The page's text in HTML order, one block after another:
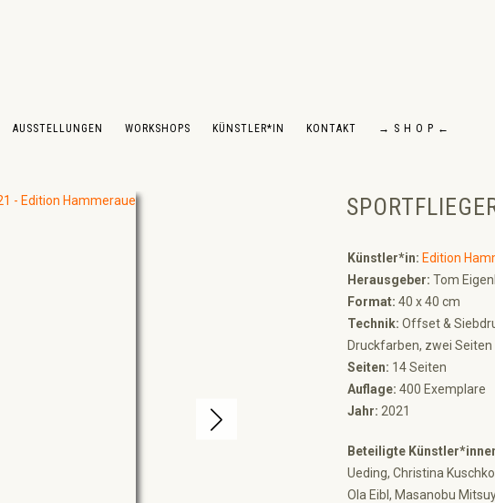
AUSSTELLUNGEN WORKSHOPS KÜNSTLER*IN KONTAKT → S H O P ←
Künstler*in: Edition
Herausgeber: Tom
Format: 40 x 40 cm
Technik: Offset &
Druckfarben, zwei
Seiten: 14 Seiten
Auflage: 400 Exemplare
Jahr: 2021
Beteiligte
Ueding, Christina
Ola Eibl, Masanobu